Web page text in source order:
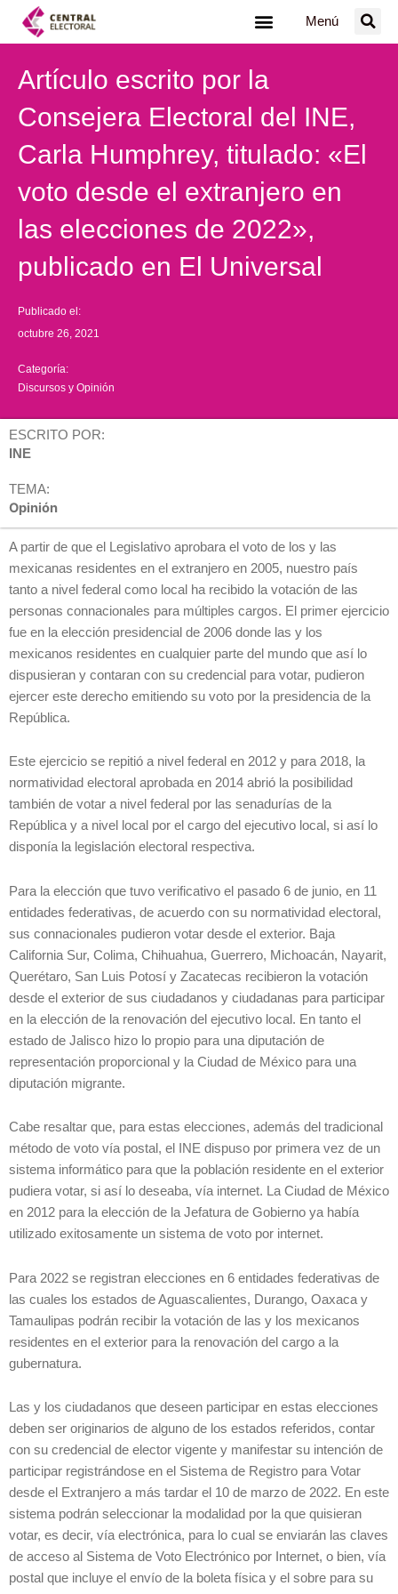
Menú
Artículo escrito por la
Consejera Electoral del INE,
Carla Humphrey, titulado: «El
voto desde el extranjero en
las elecciones de 2022»,
publicado en El Universal
Publicado el:
octubre 26, 2021
Categoría:
Discursos y Opinión
ESCRITO POR:
INE
TEMA:
Opinión
A partir de que el Legislativo aprobara el voto de los y las
mexicanas residentes en el extranjero en 2005, nuestro país
tanto a nivel federal como local ha recibido la votación de las
personas connacionales para múltiples cargos. El primer ejercicio
fue en la elección presidencial de 2006 donde las y los
mexicanos residentes en cualquier parte del mundo que así lo
dispusieran y contaran con su credencial para votar, pudieron
ejercer este derecho emitiendo su voto por la presidencia de la
República.
Este ejercicio se repitió a nivel federal en 2012 y para 2018, la
normatividad electoral aprobada en 2014 abrió la posibilidad
también de votar a nivel federal por las senadurías de la
República y a nivel local por el cargo del ejecutivo local, si así lo
disponía la legislación electoral respectiva.
Para la elección que tuvo verificativo el pasado 6 de junio, en 11
entidades federativas, de acuerdo con su normatividad electoral,
sus connacionales pudieron votar desde el exterior. Baja
California Sur, Colima, Chihuahua, Guerrero, Michoacán, Nayarit,
Querétaro, San Luis Potosí y Zacatecas recibieron la votación
desde el exterior de sus ciudadanos y ciudadanas para participar
en la elección de la renovación del ejecutivo local. En tanto el
estado de Jalisco hizo lo propio para una diputación de
representación proporcional y la Ciudad de México para una
diputación migrante.
Cabe resaltar que, para estas elecciones, además del tradicional
método de voto vía postal, el INE dispuso por primera vez de un
sistema informático para que la población residente en el exterior
pudiera votar, si así lo deseaba, vía internet. La Ciudad de México
en 2012 para la elección de la Jefatura de Gobierno ya había
utilizado exitosamente un sistema de voto por internet.
Para 2022 se registran elecciones en 6 entidades federativas de
las cuales los estados de Aguascalientes, Durango, Oaxaca y
Tamaulipas podrán recibir la votación de las y los mexicanos
residentes en el exterior para la renovación del cargo a la
gubernatura.
Las y los ciudadanos que deseen participar en estas elecciones
deben ser originarios de alguno de los estados referidos, contar
con su credencial de elector vigente y manifestar su intención de
participar registrándose en el Sistema de Registro para Votar
desde el Extranjero a más tardar el 10 de marzo de 2022. En este
sistema podrán seleccionar la modalidad por la que quisieran
votar, es decir, vía electrónica, para lo cual se enviarán las claves
de acceso al Sistema de Voto Electrónico por Internet, o bien, vía
postal que incluye el envío de la boleta física y el sobre para su